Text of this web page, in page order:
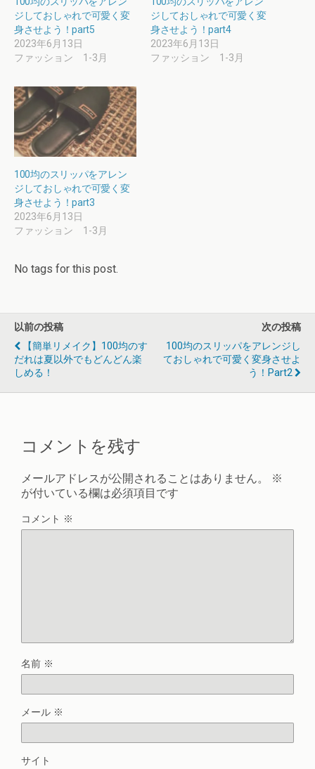
ジしておしゃれで可愛く変
身させよう！part5
2023年6月13日
ファッション 1-3月
ジしておしゃれで可愛く変
身させよう！part4
2023年6月13日
ファッション 1-3月
100均のスリッパをアレン
ジしておしゃれで可愛く変
身させよう！part3
2023年6月13日
ファッション 1-3月
No tags for this post.
以前の投稿
【簡単リメイク】100均のす
だれは夏以外でもどんどん楽
しめる！
次の投稿
100均のスリッパをアレンジし
ておしゃれで可愛く変身させよ
う！part2
コメントを残す
メールアドレスが公開されることはありません。
※
が付いている欄は必須項目です
コメント ※
名前 ※
メール ※
サイト